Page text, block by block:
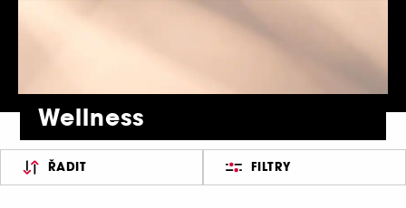
Wellness
ŘADIT FILTRY